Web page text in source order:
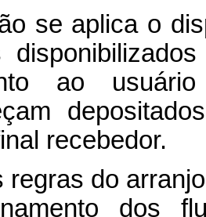
se aplica o
ao
recebedor.
regras do
dos